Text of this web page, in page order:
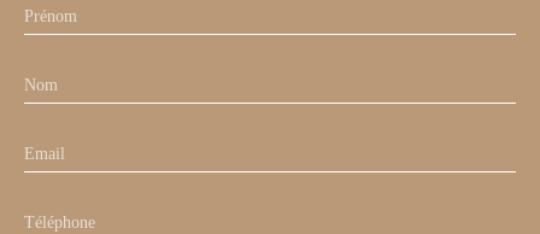
Prénom
Nom
Email
Téléphone